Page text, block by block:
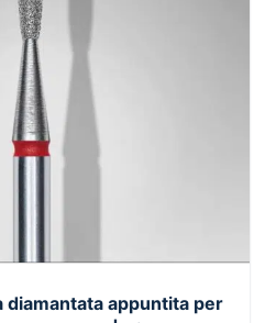
diamantata appuntita per